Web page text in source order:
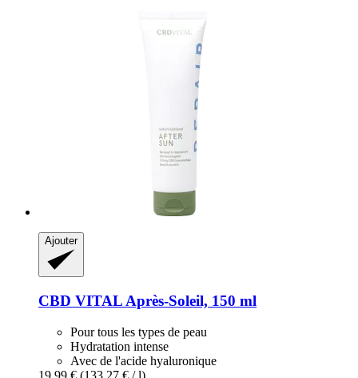
Ajouter
CBD VITAL Après-​Soleil, 150 ml
Pour tous les types de peau
Hydratation intense
Avec de l'acide hyaluronique
19,99 € (133,27 € / l)